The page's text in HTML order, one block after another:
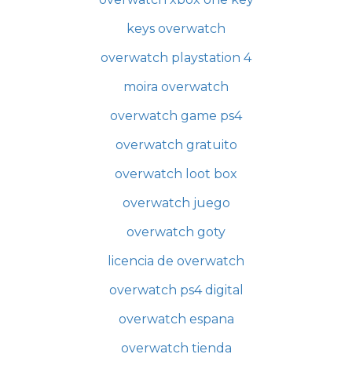
keys overwatch
overwatch playstation 4
moira overwatch
overwatch game ps4
overwatch gratuito
overwatch loot box
overwatch juego
overwatch goty
licencia de overwatch
overwatch ps4 digital
overwatch espana
overwatch tienda